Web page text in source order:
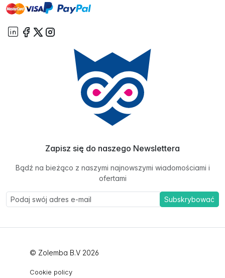
mastervisa paypal
Zapisz się do naszego Newslettera
Bądź na bieżąco z naszymi najnowszymi wiadomościami i
ofertami
Subskrybować
© Zolemba B.V 2026
Cookie policy